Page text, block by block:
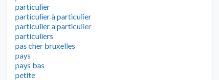
particulier
particulier à particulier
particulier a particulier
particuliers
pas cher bruxelles
pays
pays bas
petite